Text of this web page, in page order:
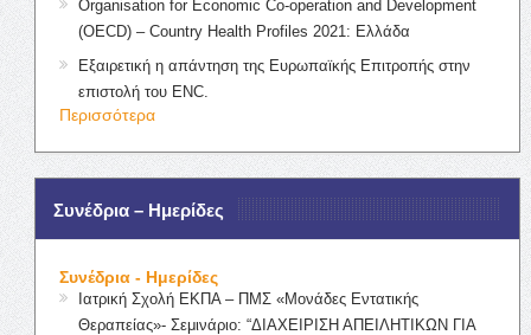
Organisation for Economic Co-operation and Development
(OECD) – Country Health Profiles 2021: Ελλάδα
Εξαιρετική η απάντηση της Ευρωπαϊκής Επιτροπής στην
επιστολή του ENC.
Περισσότερα
Συνέδρια – Ημερίδες
Συνέδρια - Ημερίδες
Ιατρική Σχολή ΕΚΠΑ – ΠΜΣ «Μονάδες Εντατικής
Θεραπείας»- Σεμινάριο: “ΔΙΑΧΕΙΡΙΣΗ ΑΠΕΙΛΗΤΙΚΩΝ ΓΙΑ